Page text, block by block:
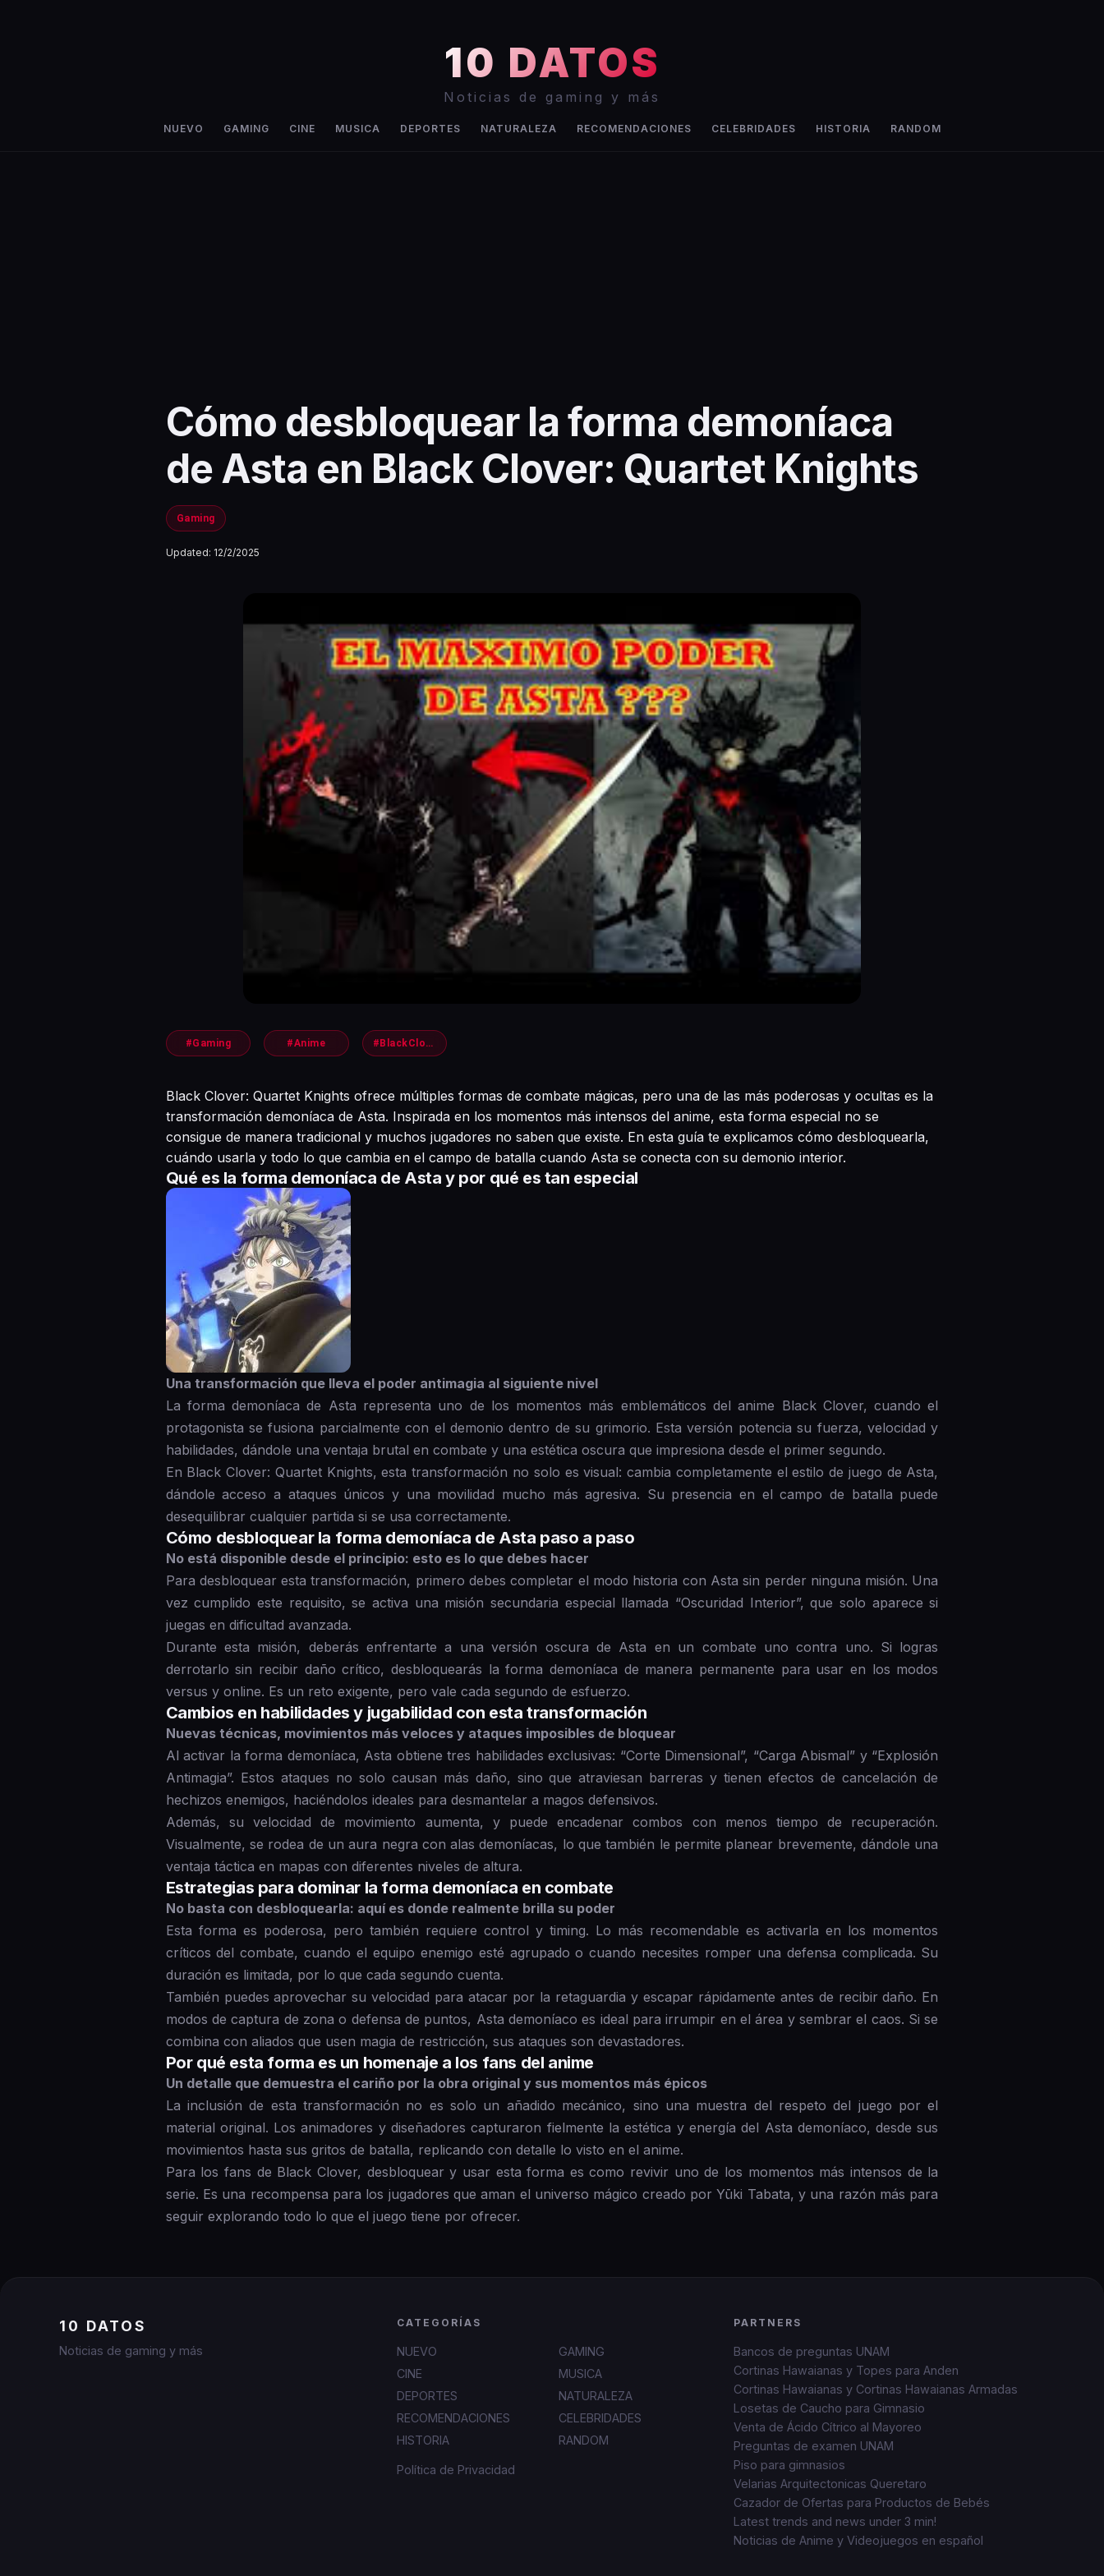
10 DATOS
Noticias de gaming y más
NUEVO GAMING CINE MUSICA DEPORTES NATURALEZA RECOMENDACIONES CELEBRIDADES HISTORIA RANDOM
Cómo desbloquear la forma demoníaca
de Asta en Black Clover: Quartet Knights
Gaming
Updated: 12/2/2025
#Gaming #Anime #BlackClover
Black Clover: Quartet Knights ofrece múltiples formas de combate mágicas, pero una de las más poderosas y ocultas es la
transformación demoníaca de Asta. Inspirada en los momentos más intensos del anime, esta forma especial no se
consigue de manera tradicional y muchos jugadores no saben que existe. En esta guía te explicamos cómo desbloquearla,
cuándo usarla y todo lo que cambia en el campo de batalla cuando Asta se conecta con su demonio interior.
Qué es la forma demoníaca de Asta y por qué es tan especial
Una transformación que lleva el poder antimagia al siguiente nivel
La forma demoníaca de Asta representa uno de los momentos más emblemáticos del anime Black Clover, cuando el
protagonista se fusiona parcialmente con el demonio dentro de su grimorio. Esta versión potencia su fuerza, velocidad y
habilidades, dándole una ventaja brutal en combate y una estética oscura que impresiona desde el primer segundo.
En Black Clover: Quartet Knights, esta transformación no solo es visual: cambia completamente el estilo de juego de Asta,
dándole acceso a ataques únicos y una movilidad mucho más agresiva. Su presencia en el campo de batalla puede
desequilibrar cualquier partida si se usa correctamente.
Cómo desbloquear la forma demoníaca de Asta paso a paso
No está disponible desde el principio: esto es lo que debes hacer
Para desbloquear esta transformación, primero debes completar el modo historia con Asta sin perder ninguna misión. Una
vez cumplido este requisito, se activa una misión secundaria especial llamada “Oscuridad Interior”, que solo aparece si
juegas en dificultad avanzada.
Durante esta misión, deberás enfrentarte a una versión oscura de Asta en un combate uno contra uno. Si logras
derrotarlo sin recibir daño crítico, desbloquearás la forma demoníaca de manera permanente para usar en los modos
versus y online. Es un reto exigente, pero vale cada segundo de esfuerzo.
Cambios en habilidades y jugabilidad con esta transformación
Nuevas técnicas, movimientos más veloces y ataques imposibles de bloquear
Al activar la forma demoníaca, Asta obtiene tres habilidades exclusivas: “Corte Dimensional”, “Carga Abismal” y “Explosión
Antimagia”. Estos ataques no solo causan más daño, sino que atraviesan barreras y tienen efectos de cancelación de
hechizos enemigos, haciéndolos ideales para desmantelar a magos defensivos.
Además, su velocidad de movimiento aumenta, y puede encadenar combos con menos tiempo de recuperación.
Visualmente, se rodea de un aura negra con alas demoníacas, lo que también le permite planear brevemente, dándole una
ventaja táctica en mapas con diferentes niveles de altura.
Estrategias para dominar la forma demoníaca en combate
No basta con desbloquearla: aquí es donde realmente brilla su poder
Esta forma es poderosa, pero también requiere control y timing. Lo más recomendable es activarla en los momentos
críticos del combate, cuando el equipo enemigo esté agrupado o cuando necesites romper una defensa complicada. Su
duración es limitada, por lo que cada segundo cuenta.
También puedes aprovechar su velocidad para atacar por la retaguardia y escapar rápidamente antes de recibir daño. En
modos de captura de zona o defensa de puntos, Asta demoníaco es ideal para irrumpir en el área y sembrar el caos. Si se
combina con aliados que usen magia de restricción, sus ataques son devastadores.
Por qué esta forma es un homenaje a los fans del anime
Un detalle que demuestra el cariño por la obra original y sus momentos más épicos
La inclusión de esta transformación no es solo un añadido mecánico, sino una muestra del respeto del juego por el
material original. Los animadores y diseñadores capturaron fielmente la estética y energía del Asta demoníaco, desde sus
movimientos hasta sus gritos de batalla, replicando con detalle lo visto en el anime.
Para los fans de Black Clover, desbloquear y usar esta forma es como revivir uno de los momentos más intensos de la
serie. Es una recompensa para los jugadores que aman el universo mágico creado por Yūki Tabata, y una razón más para
seguir explorando todo lo que el juego tiene por ofrecer.
10 DATOS
Noticias de gaming y más
CATEGORÍAS
NUEVO
GAMING
CINE
MUSICA
DEPORTES
NATURALEZA
RECOMENDACIONES
CELEBRIDADES
HISTORIA
RANDOM
Política de Privacidad
PARTNERS
Bancos de preguntas UNAM
Cortinas Hawaianas y Topes para Anden
Cortinas Hawaianas y Cortinas Hawaianas Armadas
Losetas de Caucho para Gimnasio
Venta de Ácido Cítrico al Mayoreo
Preguntas de examen UNAM
Piso para gimnasios
Velarias Arquitectonicas Queretaro
Cazador de Ofertas para Productos de Bebés
Latest trends and news under 3 min!
Noticias de Anime y Videojuegos en español